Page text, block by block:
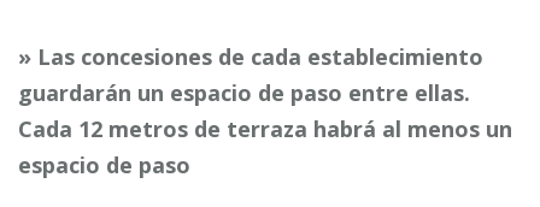
» Las concesiones de cada establecimiento
guardarán un espacio de paso entre ellas.
Cada 12 metros de terraza habrá al menos un
espacio de paso